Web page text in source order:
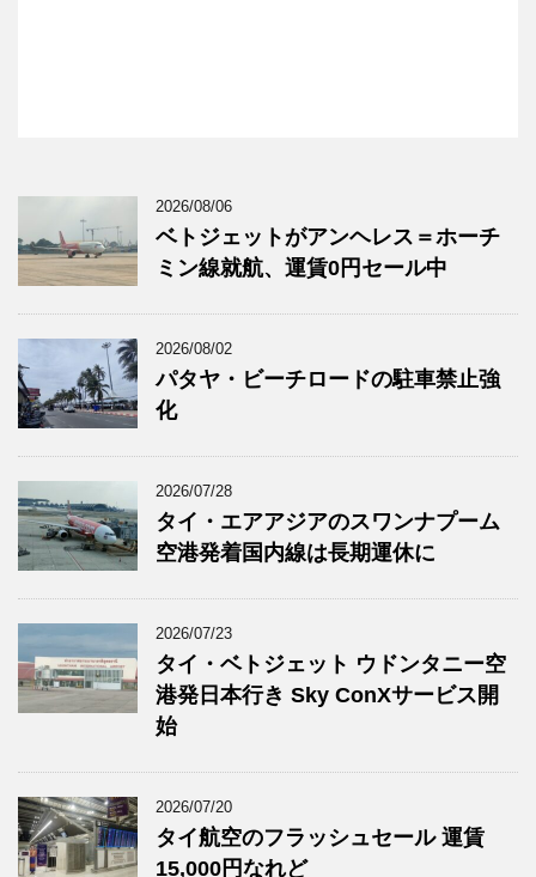
2026/08/06
ベトジェットがアンヘレス＝ホーチ
ミン線就航、運賃0円セール中
2026/08/02
パタヤ・ビーチロードの駐車禁止強
化
2026/07/28
タイ・エアアジアのスワンナプーム
空港発着国内線は長期運休に
2026/07/23
タイ・ベトジェット ウドンタニー空
港発日本行き Sky ConXサービス開
始
2026/07/20
タイ航空のフラッシュセール 運賃
15,000円なれど